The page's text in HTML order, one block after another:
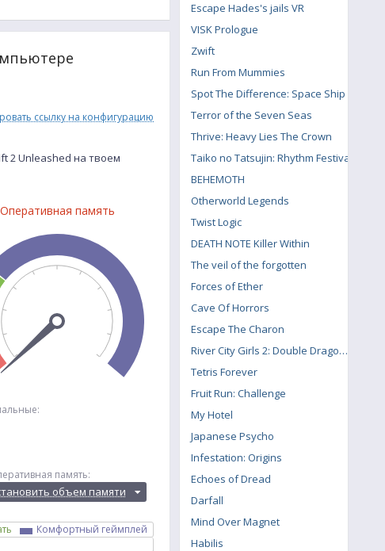
ссылку на конфигурацию
2 Unleashed на твоем
Оперативная память
память:
объем памяти
Комфортный геймплей
Escape Hades's jails VR
VISK Prologue
Zwift
Run From Mummies
Spot The Difference: Space Ship
Terror of the Seven Seas
Thrive: Heavy Lies The Crown
Taiko no Tatsujin: Rhythm Festival
BEHEMOTH
Otherworld Legends
Twist Logic
DEATH NOTE Killer Within
The veil of the forgotten
Forces of Ether
Cave Of Horrors
Escape The Charon
River City Girls 2: Double Dragon DLC
Tetris Forever
Fruit Run: Challenge
My Hotel
Japanese Psycho
Infestation: Origins
Echoes of Dread
Darfall
Mind Over Magnet
Habilis